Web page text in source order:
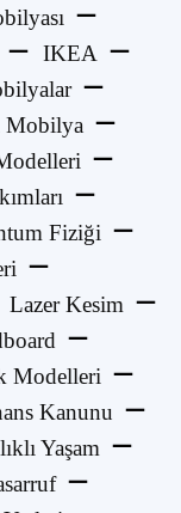
IKEA
Mobilya
Fiziği
Lazer Kesim
Modelleri
Kanunu
Yaşam